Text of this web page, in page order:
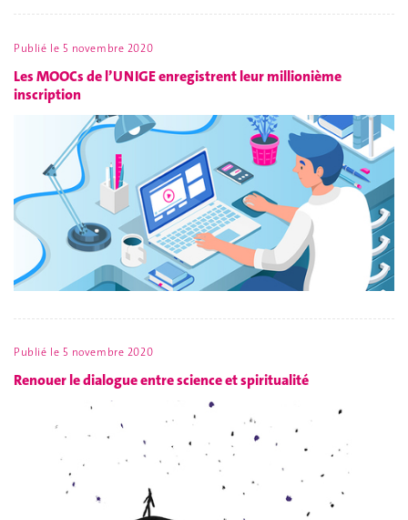
Publié le 5 novembre 2020
Les MOOCs de l’UNIGE enregistrent leur millionième
inscription
Publié le 5 novembre 2020
Renouer le dialogue entre science et spiritualité